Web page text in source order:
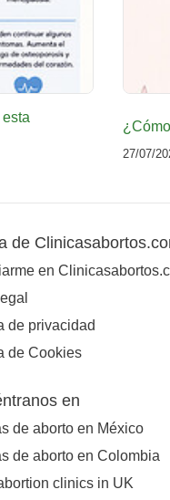
27/07/
de
en
de privacidad
de Cookies
en
de aborto en México
de aborto en Colombia
clinics in UK